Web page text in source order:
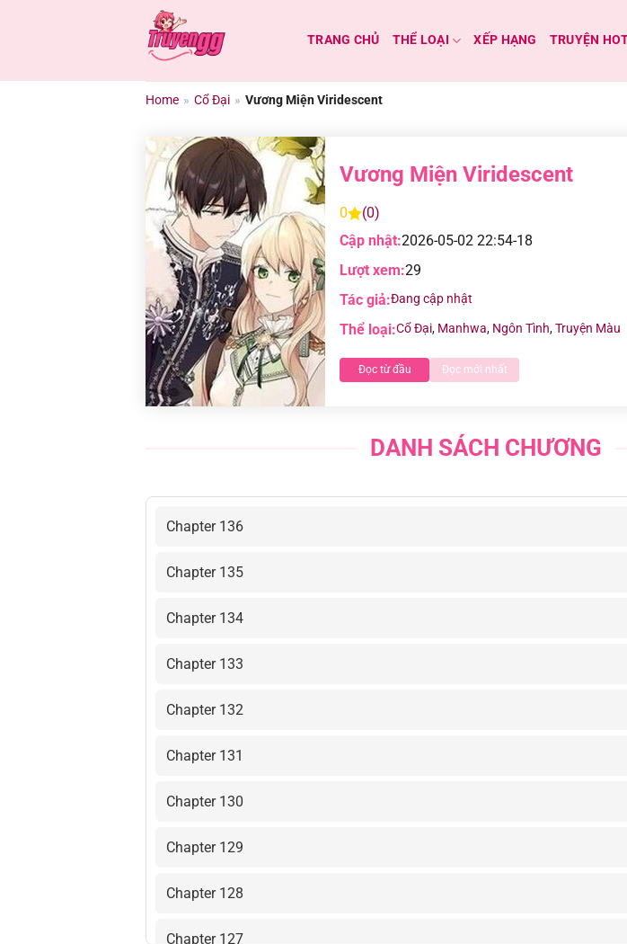
dung
TRANG CHỦ THỂ LOẠI XẾP HẠNG TRUYỆN
Home » Cổ Đại » Vương Miện Viridescent
Vương Miện Viridescent
0
(0)
Cập nhật:2026-05-02 22:54-18
Lượt xem:29
Tác giả:Đang cập nhật
Thể loại:Cổ Đại, Manhwa, Ngôn Tình,Truyện Màu
Đọc từ đầu Đọc mới nhất
DANH SÁCH CHƯƠNG
Chapter 136
Chapter 135
Chapter 134
Chapter 133
Chapter 132
Chapter 131
Chapter 130
Chapter 129
Chapter 128
Chapter 127